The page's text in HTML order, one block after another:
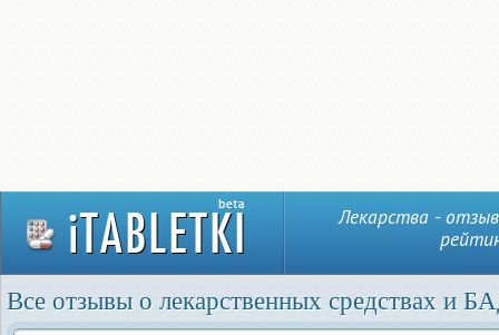
Лекарства -
Все отзывы о лекарственных средствах и